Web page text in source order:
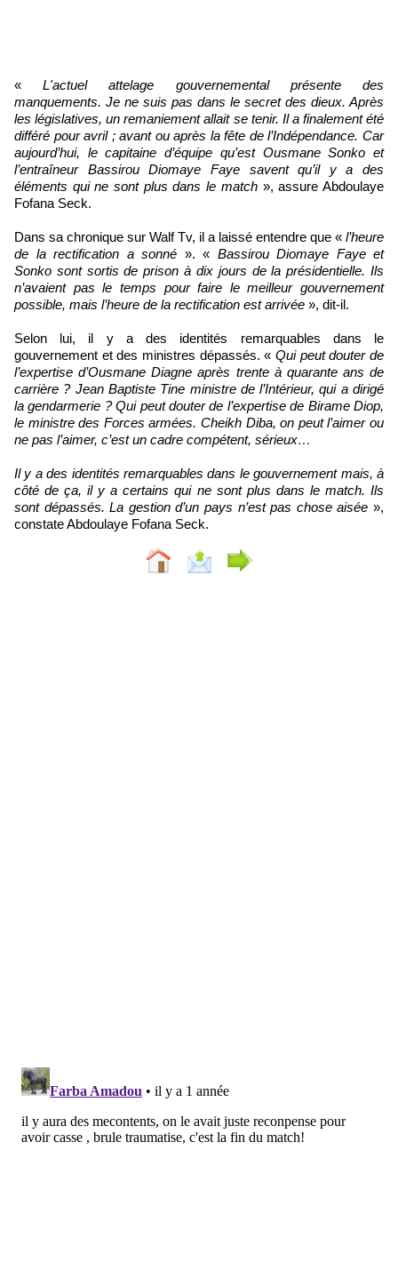
«L'actuel attelage gouvernemental présente des
manquements. Je ne suis pas dans le secret des dieux. Après
les législatives, un remaniement allait se tenir. Il a finalement été
différé pour avril ; avant ou après la fête de l’Indépendance. Car
aujourd’hui, le capitaine d’équipe qu’est Ousmane Sonko et
l’entraîneur Bassirou Diomaye Faye savent qu’il y a des
éléments qui ne sont plus dans le match», assure Abdoulaye
Fofana Seck.
Dans sa chronique sur Walf Tv, il a laissé entendre que « l’heure
de la rectification a sonné ». « Bassirou Diomaye Faye et
Sonko sont sortis de prison à dix jours de la présidentielle. Ils
n’avaient pas le temps pour faire le meilleur gouvernement
possible, mais l’heure de la rectification est arrivée », dit-il.
Selon lui, il y a des identités remarquables dans le
gouvernement et des ministres dépassés. « Qui peut douter de
l’expertise d’Ousmane Diagne après trente à quarante ans de
carrière ? Jean Baptiste Tine ministre de l’Intérieur, qui a dirigé
la gendarmerie ? Qui peut douter de l’expertise de Birame Diop,
le ministre des Forces armées. Cheikh Diba, on peut l’aimer ou
ne pas l’aimer, c’est un cadre compétent, sérieux…
Il y a des identités remarquables dans le gouvernement mais, à
côté de ça, il y a certains qui ne sont plus dans le match. Ils
sont dépassés. La gestion d’un pays n’est pas chose aisée »,
constate Abdoulaye Fofana Seck.